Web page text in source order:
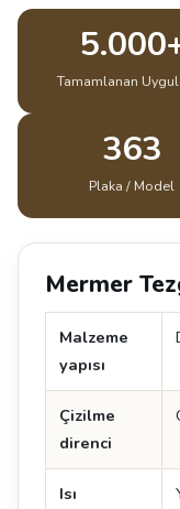
Tamamlanan
363
Plaka / Model
Mermer
Malzeme
yapısı
Çizilme
direnci
Isı